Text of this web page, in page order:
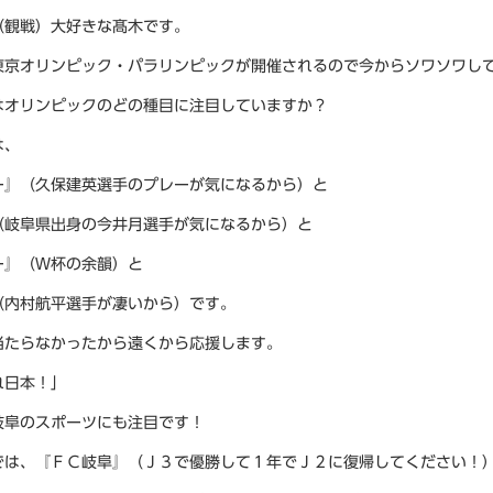
戦）大好きな髙木です。
オリンピック・パラリンピックが開催されるので今からソワソワし
リンピックのどの種目に注目していますか？
』（久保建英選手のプレーが気になるから）と
岐阜県出身の今井月選手が気になるから）と
（Ｗ杯の余韻）と
村航平選手が凄いから）です。
らなかったから遠くから応援します。
本！」
のスポーツにも注目です！
、『ＦＣ岐阜』（Ｊ３で優勝して１年でＪ２に復帰してください！）